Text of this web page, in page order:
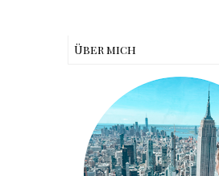
Über mich